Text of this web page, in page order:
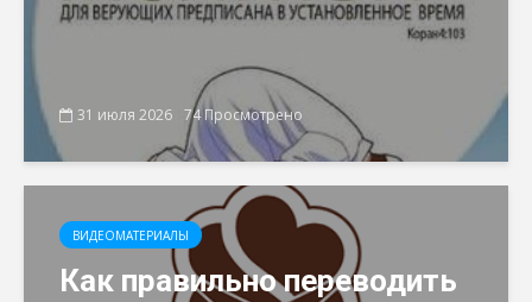
31 июля 2026 74 Просмотрено
ВИДЕОМАТЕРИАЛЫ
Как правильно переводить